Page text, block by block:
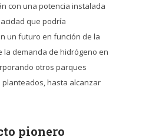
con una potencia instalada
que podría
un futuro en función de la
la demanda de hidrógeno en
otros parques
hasta alcanzar
pionero